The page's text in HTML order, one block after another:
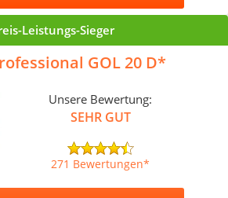
Leistungs-Sieger
GOL 20 D
Unsere Bewertung:
SEHR GUT
271 Bewertungen